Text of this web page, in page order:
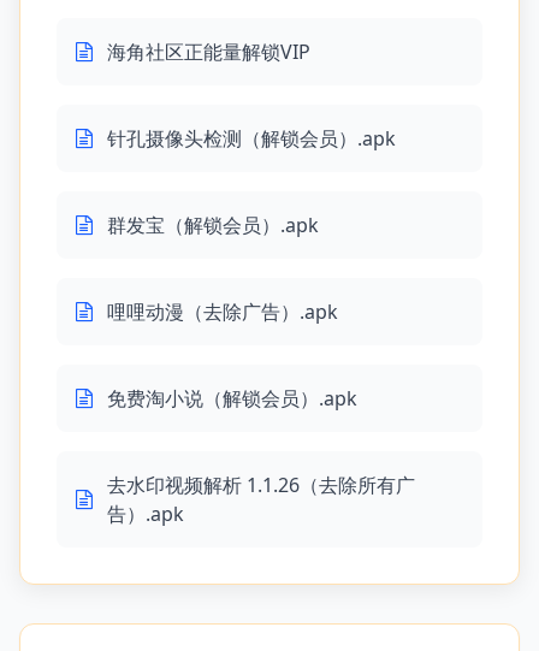
海角社区正能量解锁VIP
针孔摄像头检测（解锁会员）.apk
群发宝（解锁会员）.apk
哩哩动漫（去除广告）.apk
免费淘小说（解锁会员）.apk
去水印视频解析 1.1.26（去除所有广
告）.apk